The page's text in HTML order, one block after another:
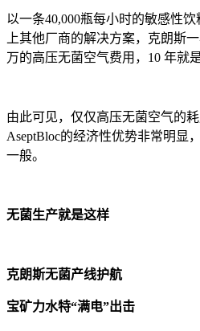
以一条40,000瓶每小时的敏感性
上其他厂商的解决方案，克朗斯
万的高压无菌空气费用，10 年就是
由此可见，仅仅高压无菌空气的
AseptBloc的经济性优势非常明显
一般。
无菌生产就是这样
克朗斯无菌产线护航
宝矿力水特“满电”出击